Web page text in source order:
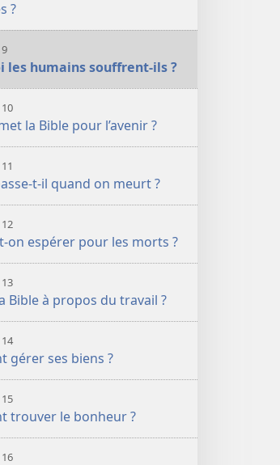
?
les humains souffrent-​ils ?
la Bible pour l’avenir ?
​t-​il quand on meurt ?
​on espérer pour les morts ?
Bible à propos du travail ?
gérer ses biens ?
trouver le bonheur ?